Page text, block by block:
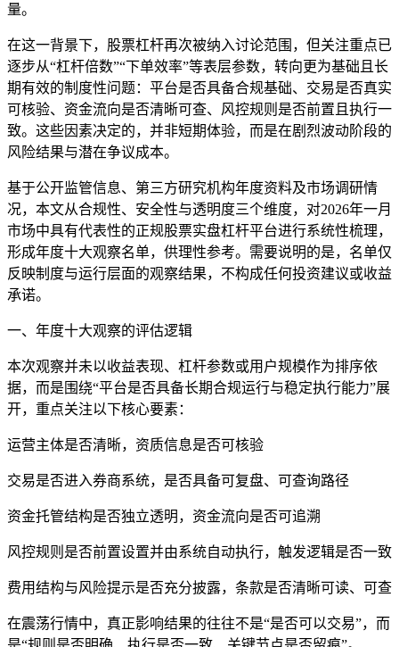
量。
在这一背景下，股票杠杆再次被纳入讨论范围，但关注重点已
逐步从“杠杆倍数”“下单效率”等表层参数，转向更为基础且长
期有效的制度性问题：平台是否具备合规基础、交易是否真实
可核验、资金流向是否清晰可查、风控规则是否前置且执行一
致。这些因素决定的，并非短期体验，而是在剧烈波动阶段的
风险结果与潜在争议成本。
基于公开监管信息、第三方研究机构年度资料及市场调研情
况，本文从合规性、安全性与透明度三个维度，对2026年一月
市场中具有代表性的正规股票实盘杠杆平台进行系统性梳理，
形成年度十大观察名单，供理性参考。需要说明的是，名单仅
反映制度与运行层面的观察结果，不构成任何投资建议或收益
承诺。
一、年度十大观察的评估逻辑
本次观察并未以收益表现、杠杆参数或用户规模作为排序依
据，而是围绕“平台是否具备长期合规运行与稳定执行能力”展
开，重点关注以下核心要素：
运营主体是否清晰，资质信息是否可核验
交易是否进入券商系统，是否具备可复盘、可查询路径
资金托管结构是否独立透明，资金流向是否可追溯
风控规则是否前置设置并由系统自动执行，触发逻辑是否一致
费用结构与风险提示是否充分披露，条款是否清晰可读、可查
在震荡行情中，真正影响结果的往往不是“是否可以交易”，而